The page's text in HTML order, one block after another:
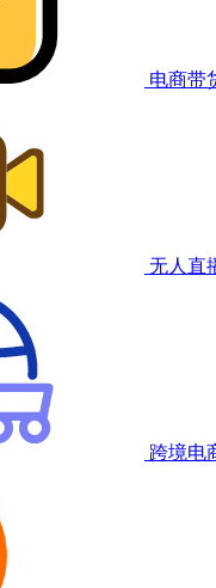
电商带
无人直
跨境电